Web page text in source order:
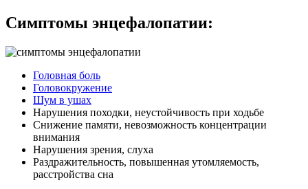
Симптомы энцефалопатии:
Головная боль
Головокружение
Шум в ушах
Нарушения походки, неустойчивость при ходьбе
Снижение памяти, невозможность концентрации
внимания
Нарушения зрения, слуха
Раздражительность, повышенная утомляемость,
расстройства сна